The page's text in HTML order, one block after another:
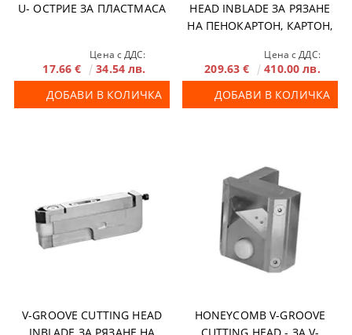
U- ОСТРИЕ ЗА ПЛАСТМАСА
Цена с ДДС:
17.66 €
34.54 лв.
ДОБАВИ В КОЛИЧКА
HEAD INBLADE ЗА РЯЗАНЕ
НА ПЕНОКАРТОН, КАРТОН,
Цена с ДДС:
209.63 €
410.00 лв.
ДОБАВИ В КОЛИЧКА
V-GROOVE CUTTING HEAD
HONEYCOMB V-GROOVE